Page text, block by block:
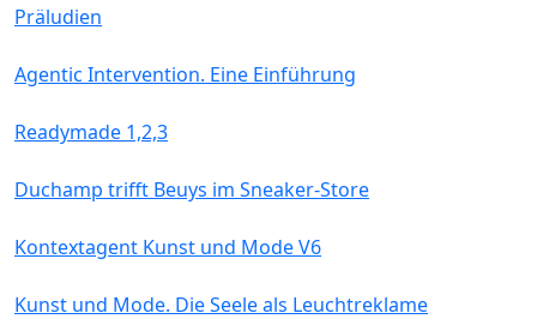
Präludien
Agentic Intervention. Eine Einführung
Readymade 1,2,3
Duchamp trifft Beuys im Sneaker-Store
Kontextagent Kunst und Mode V6
Kunst und Mode. Die Seele als Leuchtreklame